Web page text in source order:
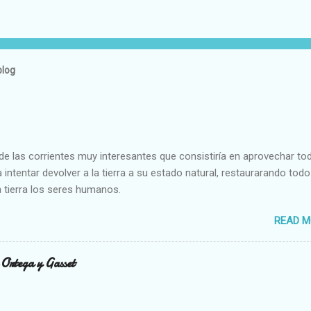
las corrientes muy interesantes que consistiría en aprovechar
devolver a la tierra a su estado natural, restaurarando
los seres humanos.
READ
y Gasset